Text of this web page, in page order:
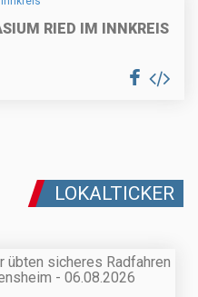
RIED IM INNKREIS
LOKALTICKER
übten sicheres Radfahren
- 06.08.2026